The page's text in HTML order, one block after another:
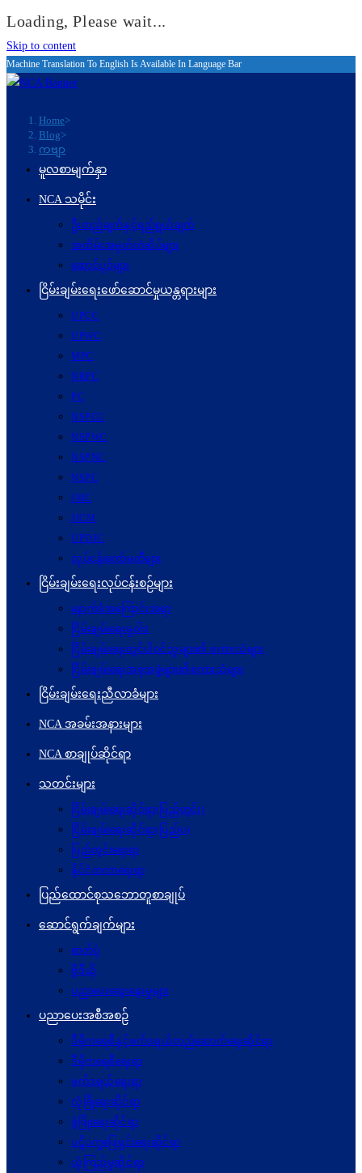
Loading, Please wait...
Skip to content
Machine Translation To English Is Available In Language Bar
Home>
Blog>
ကဗျာ
မူလစာမျက်နှာ
NCA သမိုင်း
ဦးတည်ချက်နှင့်ရည်ရွယ်ချက်
အထိမ်းအမှတ်တံဆိပ်များ
ဆောင်ပုဒ်များ
ငြိမ်းချမ်းရေးဖော်‌ဆောင်မှုယန္တရားများ
UPCC
UPWC
MPC
NRPC
PC
NSPCC
NSPWC
NSPNC
NSPC
JMC
JICM
UPDJC
လုပ်ငန်းကော်မတီများ
ငြိမ်းချမ်းရေးလုပ်ငန်းစဉ်များ
နောက်ခံအကြောင်းအရာ
ငြိမ်းချမ်းရေးမူဝါဒ
ငြိမ်းချမ်းရေးတွင်ပါဝင်သူများ၏ စကားသံများ
ငြိမ်းချမ်းရေးအစုအဖွဲ့များ၏စကားသံများ
ငြိမ်းချမ်းရေးညီလာခံများ
NCA အခမ်းအနားများ
NCA စာချုပ်ဆိုင်ရာ
သတင်းများ
ငြိမ်းချမ်းရေးဆိုင်ရာ(ပြည်တွင်း)
ငြိမ်းချမ်းရေးဆိုင်ရာ(ပြည်ပ)
ပြည်တွင်းရေးရာ
နိုင်ငံတကာရေးရာ
ပြည်ထောင်စုသဘောတူစာချုပ်
ဆောင်ရွက်ချက်များ
ဓာတ်ပုံ
ဗွီဒီယို
ပညာပေးဆွေးနွေးမှုများ
ပညာပေးအစီအစဉ်
ဒီမိုကရေစီနှင့်ဖက်ဒရယ်တည်ဆောက်ရေးဆိုင်ရာ
ဒီမိုကရေစီရေးရာ
ဖက်ဒရယ်ရေးရာ
လုံခြုံရေးဆိုင်ရာ
ဖွံဖြိုးရေးဆိုင်ရာ
ပဋိပက္ခ‌ဖြေရှင်းရေးဆိုင်ရာ
ယုံကြည်မှုဆိုင်ရာ